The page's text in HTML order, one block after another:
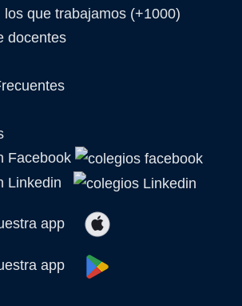
los que trabajamos (+1000)
docentes
Facebook
Linkedin
app
app